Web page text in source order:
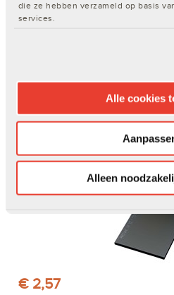
die ze hebben verzameld op basis
services.
Alle cookies
Alleen
Op voorraad. Levering binnen 1 à 2
lasglaasje voor lashelm
€ 2,57